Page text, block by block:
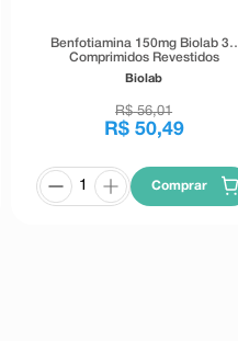
Benfotiamina 150mg Biolab 30
Comprimidos Revestidos
Biolab
R$ 56,01
R$ 50,49
Comprar